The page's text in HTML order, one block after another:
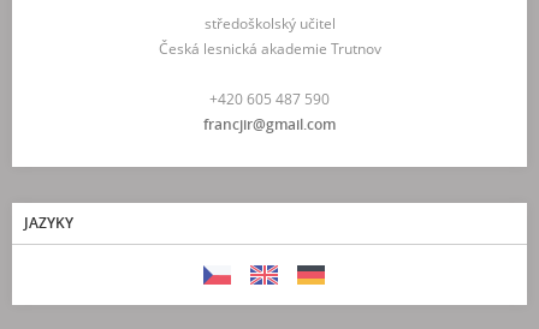
středoškolský učitel
Česká lesnická akademie Trutnov
+420 605 487 590
francjir@gmail.com
JAZYKY